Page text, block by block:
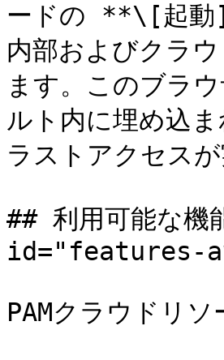
ードの **\[起動
内部およびクラ
ます。このブラ
ルト内に埋め込
ラストアクセス
## 利用可能な
id="features-
PAMクラウドリ